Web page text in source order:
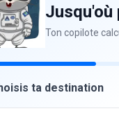
Jusqu'où
Ton copilote
ta destination